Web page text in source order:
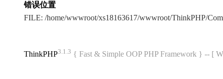
错误位置
FILE: /home/wwwroot/xs18163617/wwwroot/ThinkPHP/
ThinkPHP3.1.3 { Fast & Simple OOP PHP Framework } -- [